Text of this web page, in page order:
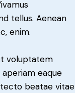
tellus. Aenean
enim.
voluptatem
eaque
beatae vitae